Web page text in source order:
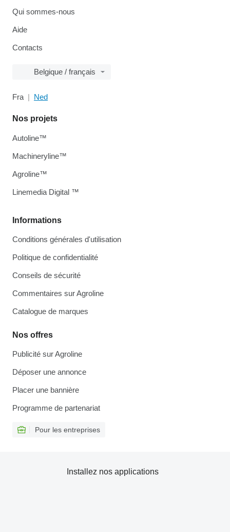
Qui sommes-nous
Aide
Contacts
Belgique / français
Fra Ned
Informations
Conditions générales d'utilisation
Politique de confidentialité
Conseils de sécurité
Commentaires sur Agroline
Catalogue de marques
Nos offres
Publicité sur Agroline
Déposer une annonce
Placer une bannière
Programme de partenariat
Pour les entreprises
Nos projets
Autoline™
Machineryline™
Agroline™
Linemedia Digital ™
Installez nos applications